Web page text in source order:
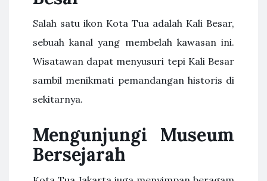
Salah satu ikon Kota Tua adalah Kali Besar,
sebuah kanal yang membelah kawasan ini.
Wisatawan dapat menyusuri tepi Kali Besar
sambil menikmati pemandangan historis di
sekitarnya.
Mengunjungi Museum
Bersejarah